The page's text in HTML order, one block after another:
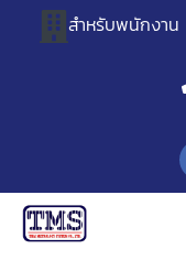
สำหรับพนักงาน